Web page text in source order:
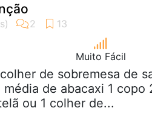
Muito Fácil
de sobremesa de
média de abacaxi 1
ou 1 colher de...